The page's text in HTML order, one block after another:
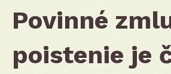
Povinné
poistenie je